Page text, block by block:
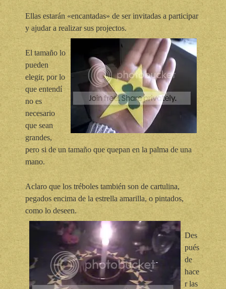
Ellas estarán «encantadas» de ser invitadas a participar
y ajudar a realizar sus projectos.
El tamaño lo
pueden
elegir, por lo
que entendí
no es
necesario
que sean
grandes,
pero si de un tamaño que quepan en la palma de una
mano.
Aclaro que los tréboles también son de cartulina,
pegados encima de la estrella amarilla, o pintados,
como lo deseen.
Des
pués
de
hace
r las